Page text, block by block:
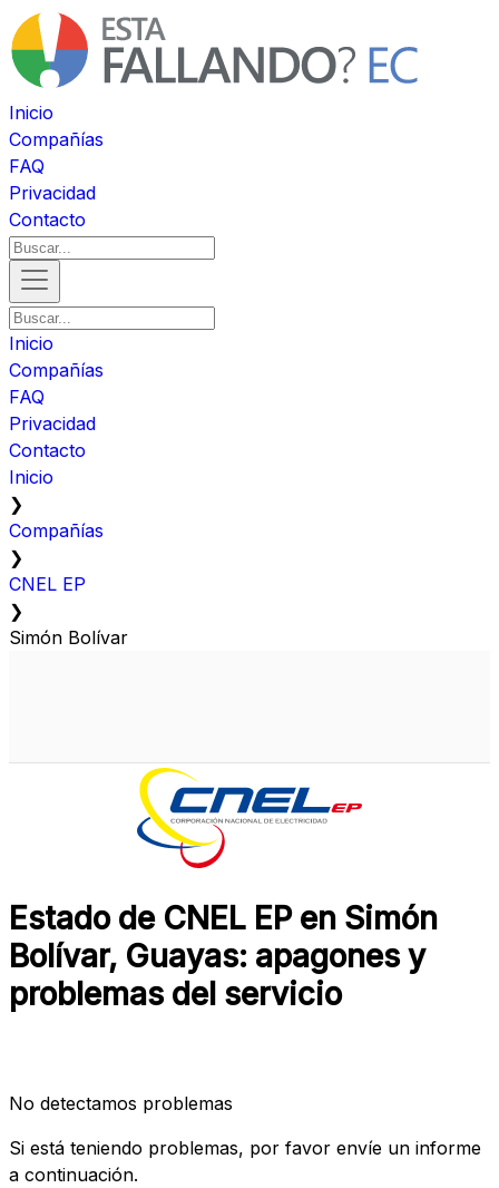
Inicio
Compañías
FAQ
Privacidad
Contacto
Inicio
Compañías
FAQ
Privacidad
Contacto
Inicio
❯
Compañías
❯
CNEL EP
❯
Simón Bolívar
Estado de CNEL EP en Simón
Bolívar, Guayas: apagones y
problemas del servicio
No detectamos problemas
Si está teniendo problemas, por favor envíe un informe
a continuación.